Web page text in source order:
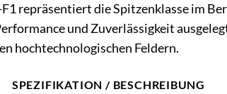
repräsentiert die Spitzenklasse im
und Zuverlässigkeit
hochtechnologischen Feldern.
SPEZIFIKATION / BESCHREIBUNG